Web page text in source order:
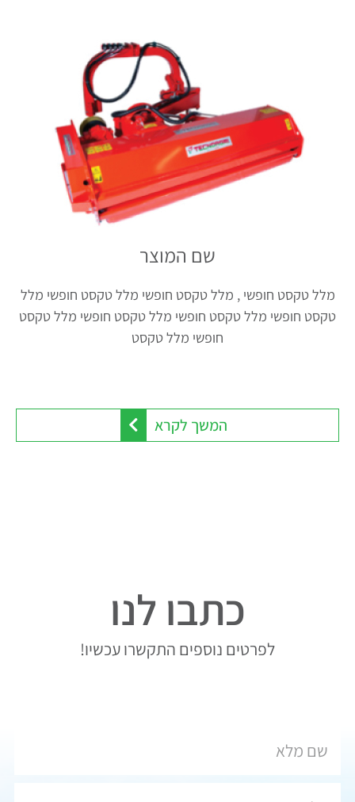
שם המוצר
מלל טקסט חופשי , מלל טקסט חופשי מלל טקסט חופשי מלל
טקסט חופשי מלל טקסט חופשי מלל טקסט חופשי מלל טקסט
חופשי מלל טקסט
המשך לקרא
כתבו לנו
לפרטים נוספים התקשרו עכשיו!